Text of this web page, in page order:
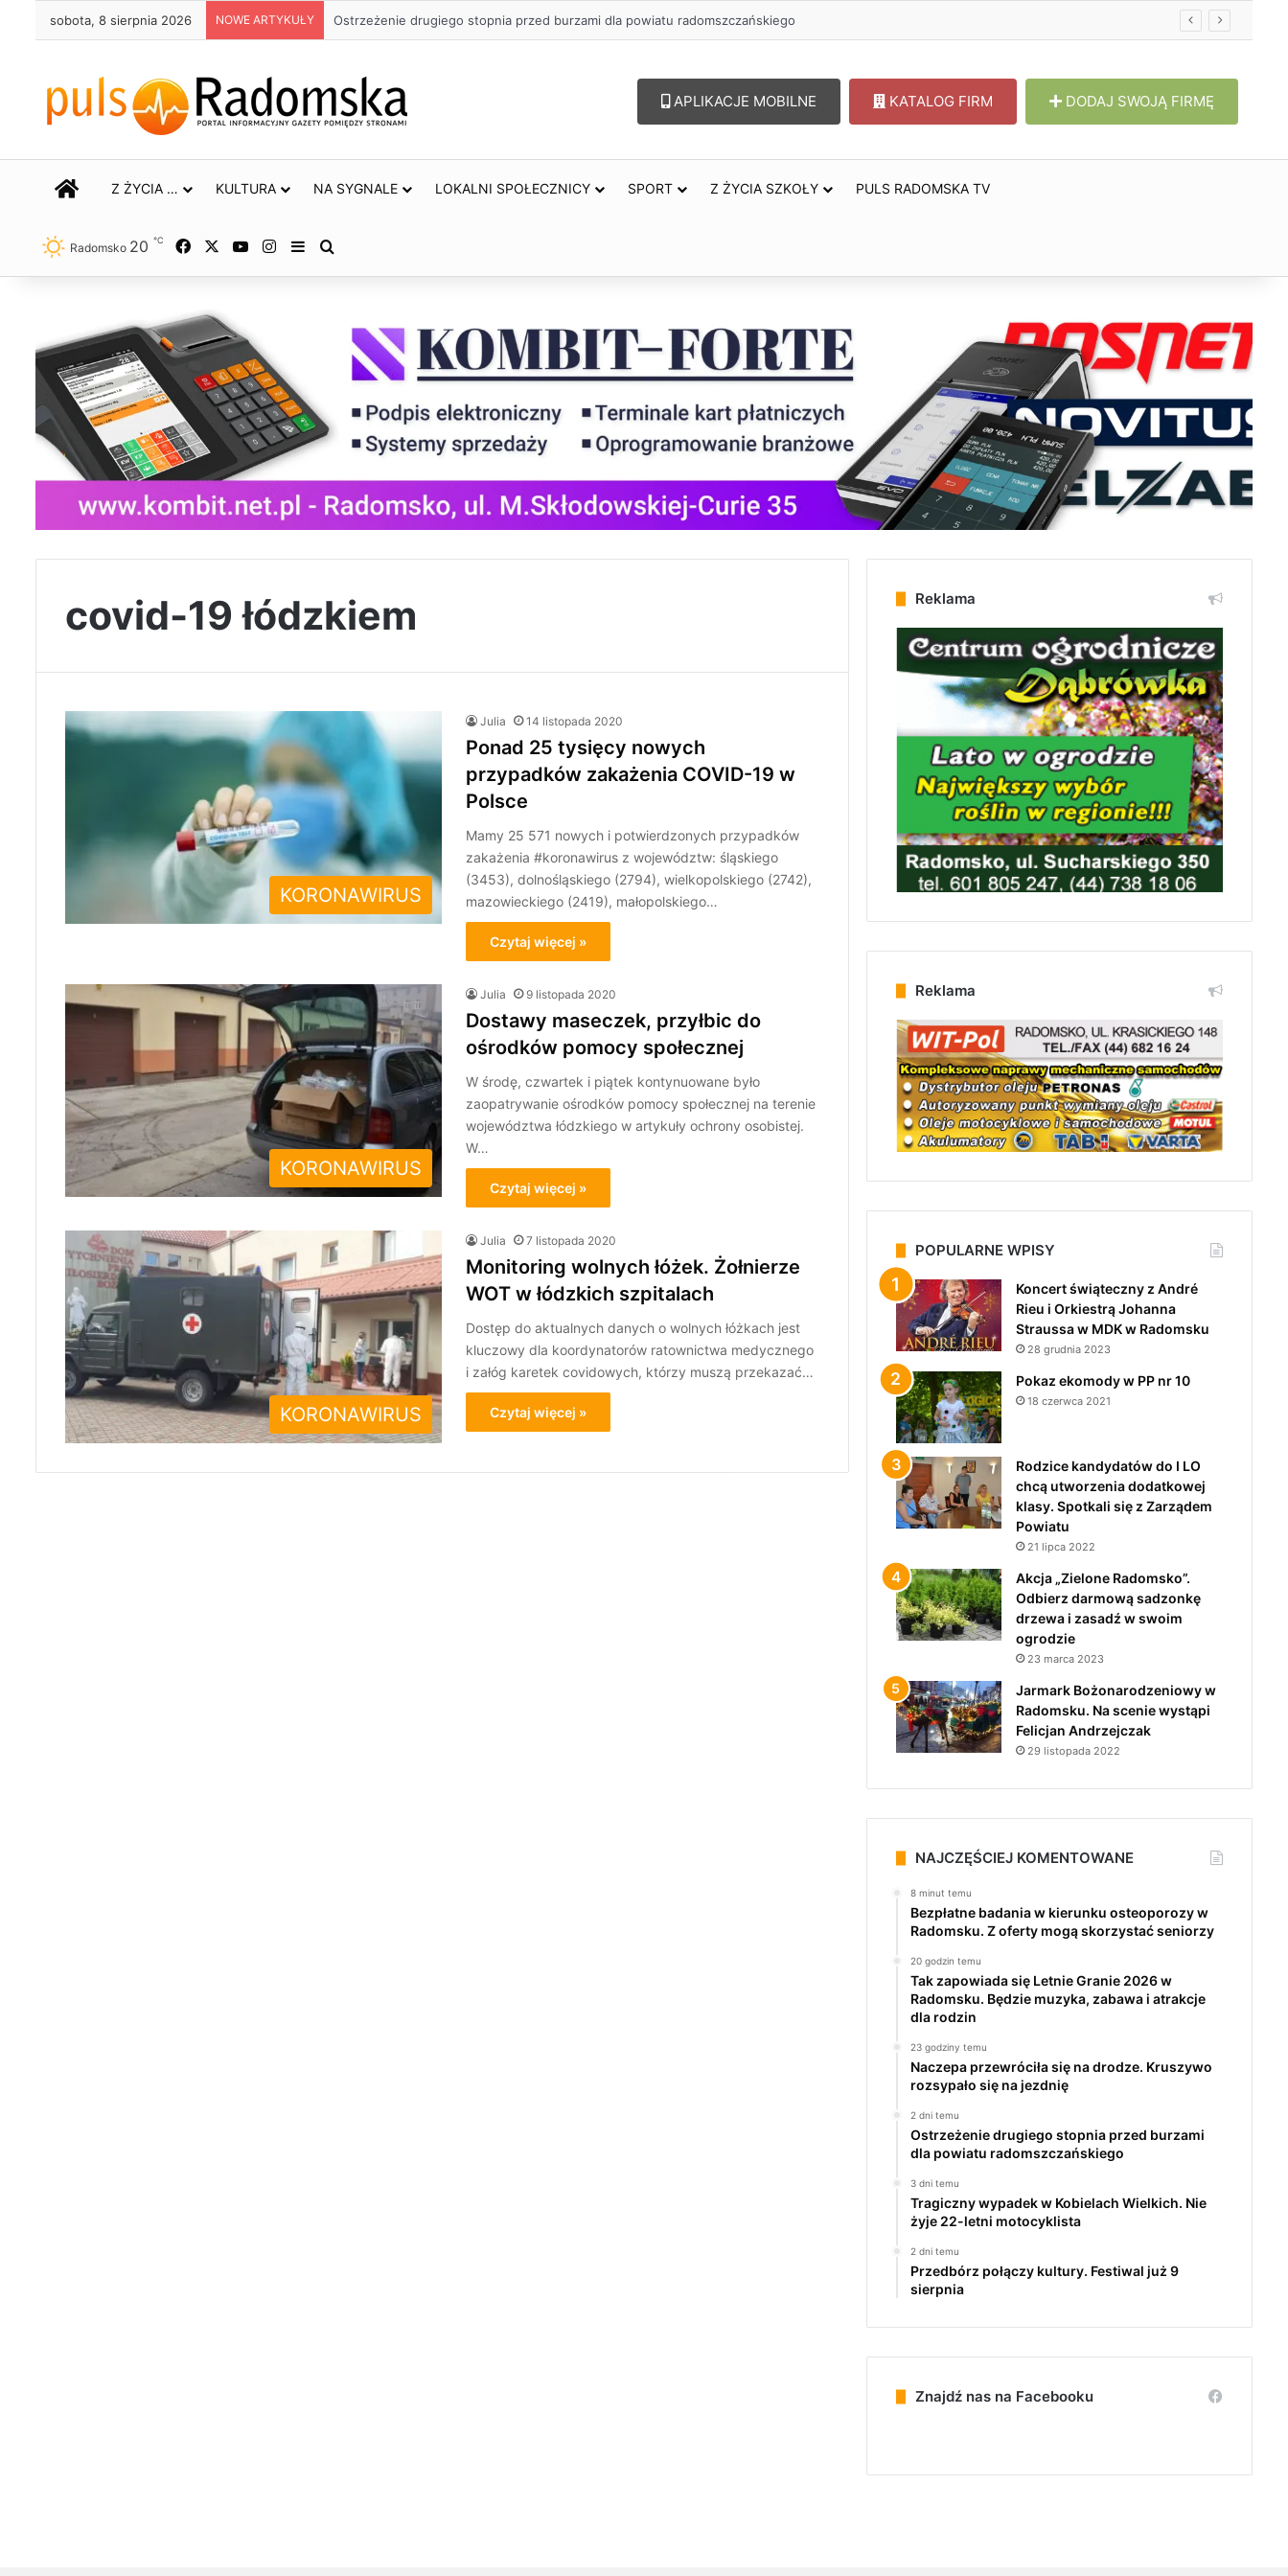
sobota, 8 sierpnia 2026 NOWE ARTYKUŁY Około 90 tys. zł na szkolenia pracowników. PUP w Radomsku ogłasza nabór wniosków
APLIKACJE MOBILNE KATALOG FIRM DODAJ SWOJĄ FIRMĘ
STRONA GŁÓWNA
Z ŻYCIA … KULTURA NA SYGNALE LOKALNI SPOŁECZNICY SPORT Z ŻYCIA SZKOŁY PULS RADOMSKA TV
Radomsko 20 ℃ Facebook YouTubeInstagram
Sidebar
covid-19 łódzkiem
KORONAWIRUS
Julia 14 listopada 2020
Ponad 25 tysięcy nowych
przypadków zakażenia COVID-19 w
Polsce
Mamy 25 571 nowych i potwierdzonych przypadków
zakażenia #koronawirus z województw: śląskiego
(3453), dolnośląskiego (2794), wielkopolskiego (2742),
mazowieckiego (2419), małopolskiego…
Czytaj więcej »
KORONAWIRUS
Julia 9 listopada 2020
Dostawy maseczek, przyłbic do
ośrodków pomocy społecznej
W środę, czwartek i piątek kontynuowane było
zaopatrywanie ośrodków pomocy społecznej na terenie
województwa łódzkiego w artykuły ochrony osobistej.
W…
Czytaj więcej »
KORONAWIRUS
Julia 7 listopada 2020
Monitoring wolnych łóżek. Żołnierze
WOT w łódzkich szpitalach
Dostęp do aktualnych danych o wolnych łóżkach jest
kluczowy dla koordynatorów ratownictwa medycznego
i załóg karetek covidowych, którzy muszą przekazać…
Czytaj więcej »
Reklama
Reklama
POPULARNE WPISY
Koncert świąteczny z André
Rieu i Orkiestrą Johanna
Straussa w MDK w Radomsku
28 grudnia 2023
Pokaz ekomody w PP nr 10
18 czerwca 2021
Rodzice kandydatów do I LO
chcą utworzenia dodatkowej
klasy. Spotkali się z Zarządem
Powiatu
21 lipca 2022
Akcja „Zielone Radomsko”.
Odbierz darmową sadzonkę
drzewa i zasadź w swoim
ogrodzie
23 marca 2023
Jarmark Bożonarodzeniowy w
Radomsku. Na scenie wystąpi
Felicjan Andrzejczak
29 listopada 2022
NAJCZĘŚCIEJ KOMENTOWANE
8 minut temu
Bezpłatne badania w kierunku osteoporozy w
Radomsku. Z oferty mogą skorzystać seniorzy
20 godzin temu
Tak zapowiada się Letnie Granie 2026 w
Radomsku. Będzie muzyka, zabawa i atrakcje
dla rodzin
23 godziny temu
Naczepa przewróciła się na drodze. Kruszywo
rozsypało się na jezdnię
2 dni temu
Ostrzeżenie drugiego stopnia przed burzami
dla powiatu radomszczańskiego
3 dni temu
Tragiczny wypadek w Kobielach Wielkich. Nie
żyje 22-letni motocyklista
2 dni temu
Przedbórz połączy kultury. Festiwal już 9
sierpnia
Znajdź nas na Facebooku